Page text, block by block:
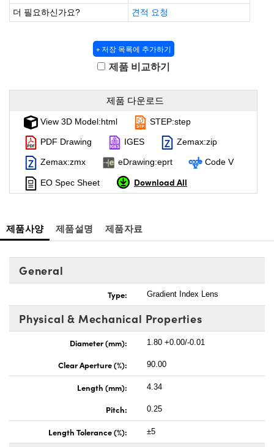
더 필요하신가요?
견적 요청
+ 저장 목록에 추가하기
제품 비교하기
제품 다운로드
View 3D Model:html STEP:step
PDF Drawing IGES Zemax:zip
Zemax:zmx eDrawing:eprt Code V
EO Spec Sheet Download All
제품사양 제품설명 제품자료
General
Type: Gradient Index Lens
Physical & Mechanical Properties
Diameter (mm): 1.80 +0.00/-0.01
Clear Aperture (%): 90.00
Length (mm): 4.34
Pitch: 0.25
Length Tolerance (%): ±5